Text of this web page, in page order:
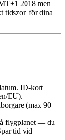
2018 men
tidszon för dina
ID-kort
EU).
(max 90
flygplanet — du
tid vid